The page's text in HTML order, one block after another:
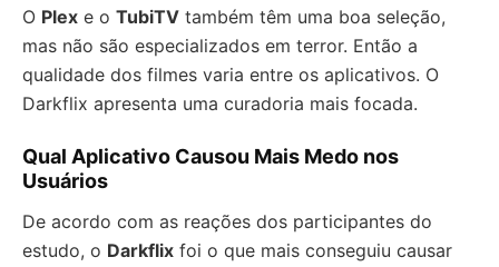
O Plex e o TubiTV também têm uma boa seleção,
mas não são especializados em terror. Então a
qualidade dos filmes varia entre os aplicativos. O
Darkflix apresenta uma curadoria mais focada.
Qual Aplicativo Causou Mais Medo nos
Usuários
De acordo com as reações dos participantes do
estudo, o Darkflix foi o que mais conseguiu causar